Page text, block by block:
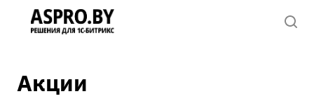
Акции